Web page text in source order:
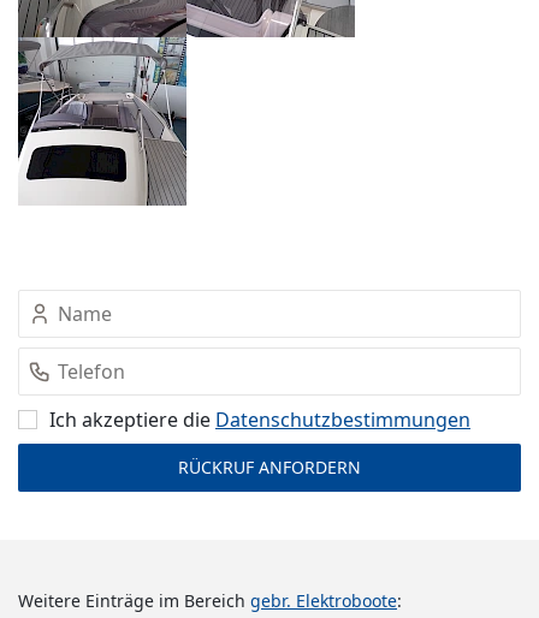
Ich akzeptiere die Datenschutz­bestimmungen
Weitere Einträge im Bereich gebr. Elektroboote: